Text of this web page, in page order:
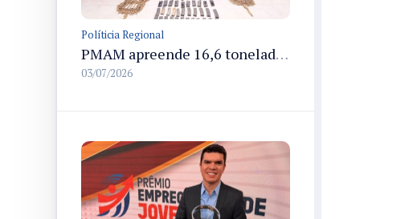
Políticia Regional
PMAM apreende 16,6 toneladas de entorpecentes e registra aumento nas prisões em flagrante e nas capturas de foragidos no primeiro semestre de 2026
03/07/2026